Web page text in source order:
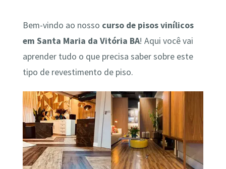
Bem-vindo ao nosso curso de pisos vinílicos
em Santa Maria da Vitória BA! Aqui você vai
aprender tudo o que precisa saber sobre este
tipo de revestimento de piso.